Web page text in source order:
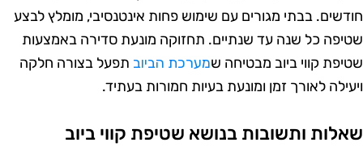
בבתי מגורים עם שימוש פחות אינטנסיבי, מומלץ לבצע
כל שנה עד שנתיים. תחזוקה מונעת סדירה באמצעות
קווי ביוב מבטיחה שמערכת הביובתפעל בצורה חלקה
לאורך זמן ומונעת בעיות חמורות בעתיד.
ותשובות בנושא שטיפת קווי ביוב